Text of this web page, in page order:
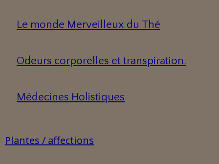
Le monde Merveilleux du Thé
Odeurs corporelles et transpiration.
Médecines Holistiques
Plantes / affections